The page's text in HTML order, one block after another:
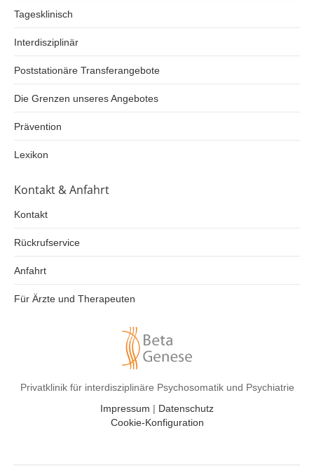
Tagesklinisch
Interdisziplinär
Poststationäre Transferangebote
Die Grenzen unseres Angebotes
Prävention
Lexikon
Kontakt & Anfahrt
Kontakt
Rückrufservice
Anfahrt
Für Ärzte und Therapeuten
Privatklinik für interdisziplinäre Psychosomatik und Psychiatrie
Impressum | Datenschutz
Cookie-Konfiguration